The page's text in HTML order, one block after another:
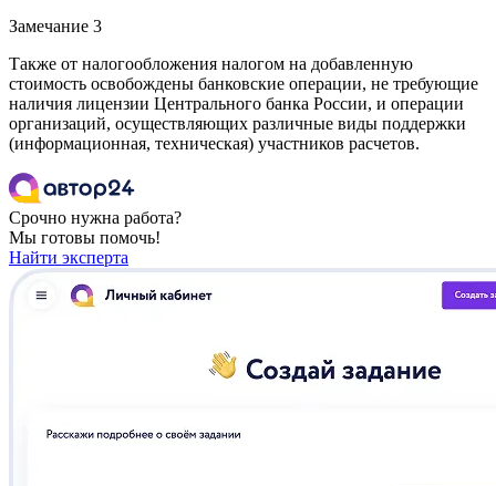
Замечание 3
Также от налогообложения налогом на добавленную
стоимость освобождены банковские операции, не требующие
наличия лицензии Центрального банка России, и операции
организаций, осуществляющих различные виды поддержки
(информационная, техническая) участников расчетов.
Срочно нужна работа?
Мы готовы помочь!
Найти эксперта